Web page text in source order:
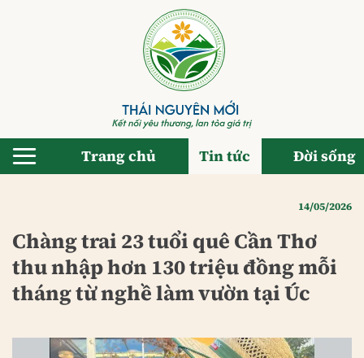
Trang chủ Tin tức Đời sống
14/05/2026
Chàng trai 23 tuổi quê Cần Thơ
thu nhập hơn 130 triệu đồng mỗi
tháng từ nghề làm vườn tại Úc